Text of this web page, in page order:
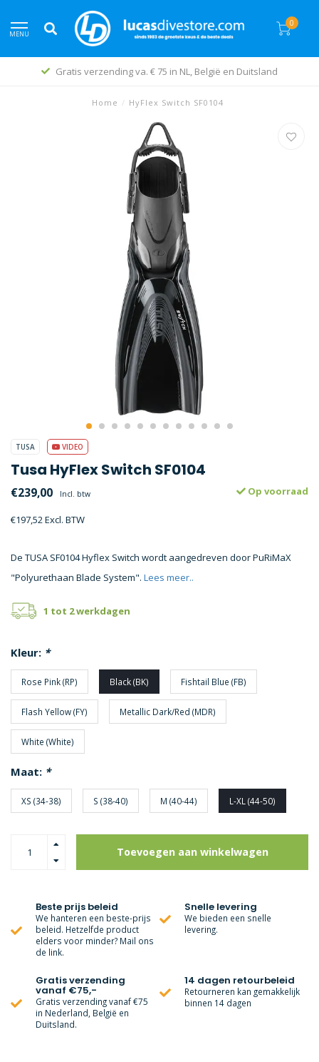
MENU
0
Gratis verzending va. € 75 in NL, België en Duitsland
Home / HyFlex Switch SF0104
TUSA VIDEO
Tusa HyFlex Switch SF0104
€239,00 Incl. btw
€197,52 Excl. BTW
Op voorraad
De TUSA SF0104 Hyflex Switch wordt aangedreven door PuRiMaX
"Polyurethaan Blade System". Lees meer..
1 tot 2 werkdagen
Kleur: *
Rose Pink (RP) Black (BK) Fishtail Blue (FB)
Flash Yellow (FY) Metallic Dark/Red (MDR)
White (White)
Maat: *
XS (34-38) S (38-40) M (40-44) L-XL (44-50)
Toevoegen aan winkelwagen
Beste prijs beleid
We hanteren een beste-prijs
beleid. Hetzelfde product
elders voor minder? Mail ons
de link.
Snelle levering
We bieden een snelle
levering.
Gratis verzending
vanaf €75,-
Gratis verzending vanaf €75
in Nederland, België en
Duitsland.
14 dagen retourbeleid
Retourneren kan gemakkelijk
binnen 14 dagen